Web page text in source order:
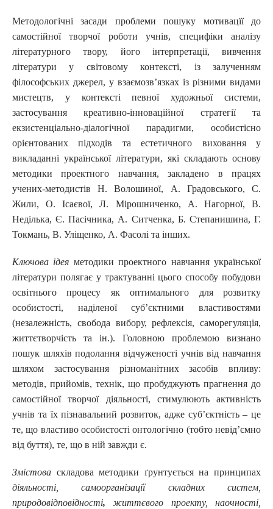
Методологічні засади проблеми пошуку мотивацїї до
самостійної творчої роботи учнів, специфіки аналізу
літературного твору, його інтерпретації, вивчення
літератури у світовому контексті, із залученням
філософських джерел, у взаємозв’язках із різними видами
мистецтв, у контексті певної художньої системи,
застосування креативно-інноваційної стратегії та
екзистенціально-діалогічної парадигми, особистісно
орієнтованих підходів та естетичного виховання у
викладанні української літератури, які складають основу
методики проектного навчання, закладено в працях
учених-методистів Н. Волошиної, А. Градовського, С.
Жили, О. Ісаєвої, Л. Мірошниченко, А. Нагорної, В.
Неділька, Є. Пасічника, А. Ситченка, Б. Степанишина, Г.
Токмань, В. Уліщенко, А. Фасолі та інших.
Ключова ідея методики проектного навчання української
літератури полягає у трактуванні цього способу побудови
освітнього процесу як оптимального для розвитку
особистості, наділеної суб’єктними властивостями
(незалежність, свобода вибору, рефлексія, саморегуляція,
життєтворчість та ін.). Головною проблемою визнано
пошук шляхів подолання відчуженості учнів від навчання
шляхом застосування різноманітних засобів впливу:
методів, прийомів, технік, що пробуджують прагнення до
самостійної творчої діяльності, стимулюють активність
учнів та їх пізнавальний розвиток, адже суб’єктність – це
те, що властиво особистості онтологічно (тобто невід’ємно
від буття), те, що в ній завжди є.
Змістова складова методики ґрунтується на принципах
діяльності, самоорганізації складних систем,
природовідповідності,життєвого проекту, наочності,